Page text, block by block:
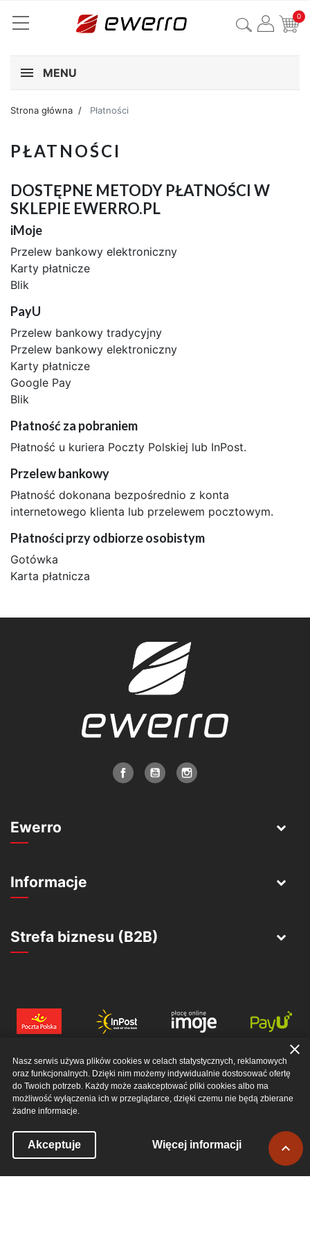
0
MENU
Strona główna Płatności
PŁATNOŚCI
DOSTĘPNE METODY PŁATNOŚCI W
SKLEPIE EWERRO.PL
iMoje
Przelew bankowy elektroniczny
Karty płatnicze
Blik
PayU
Przelew bankowy tradycyjny
Przelew bankowy elektroniczny
Karty płatnicze
Google Pay
Blik
Płatność za pobraniem
Płatność u kuriera Poczty Polskiej lub InPost.
Przelew bankowy
Płatność dokonana bezpośrednio z konta
internetowego klienta lub przelewem pocztowym.
Płatności przy odbiorze osobistym
Gotówka
Karta płatnicza
Ewerro
Informacje
Strefa biznesu (B2B)
Nasz serwis używa plików cookies w celach statystycznych, reklamowych
oraz funkcjonalnych. Dzięki nim możemy indywidualnie dostosować ofertę
do Twoich potrzeb. Każdy może zaakceptować pliki cookies albo ma
możliwość wyłączenia ich w przeglądarce, dzięki czemu nie będą zbierane
żadne informacje.
Akceptuje Więcej informacji
close
© 2026 EWERRO SP. Z O. O.. ALL RIGHTS RESERVED
góry
